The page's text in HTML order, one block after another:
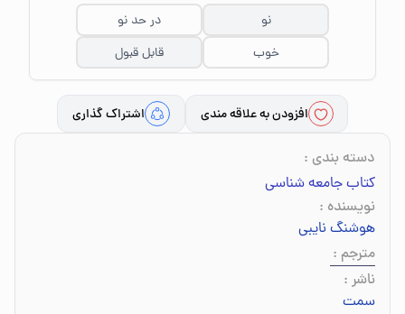
نو
در حد نو
خوب
قابل قبول
افزودن به علاقه مندی اشتراک گذاری
دسته بندی :
کتاب جامعه شناسی
نویسنده :
هوشنگ نایبی
مترجم :
ناشر :
سمت